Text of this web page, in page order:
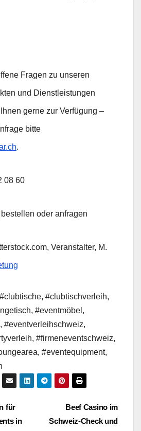
Fragen zu unseren
und Dienstleistungen
gerne zur Verfügung –
bitte
.
08 60
bestellen oder anfragen
Veranstalter, M.
#clubtischverleih,
#eventmöbel,
#eventverleihschweiz,
#firmeneventschweiz,
#eventequipment,
Beef Casino im
Schweiz‑Check und
für
in